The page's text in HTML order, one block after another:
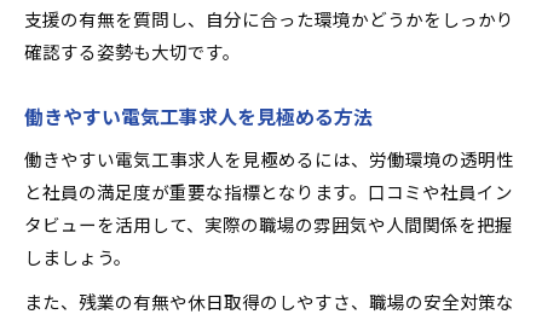
支援の有無を質問し、自分に合った環境かどうかをしっかり
確認する姿勢も大切です。
働きやすい電気工事求人を見極める方法
働きやすい電気工事求人を見極めるには、労働環境の透明性
と社員の満足度が重要な指標となります。口コミや社員イン
タビューを活用して、実際の職場の雰囲気や人間関係を把握
しましょう。
また、残業の有無や休日取得のしやすさ、職場の安全対策な